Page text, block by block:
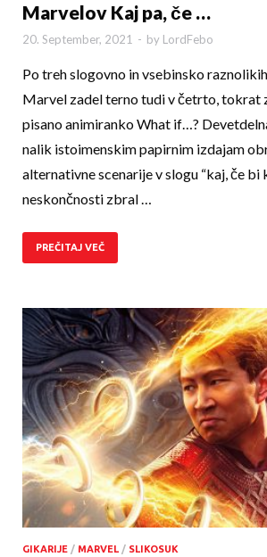
Marvelov Kaj pa, če …
20. September, 2021 - by LordFebo
Po treh slogovno in vsebinsko
Marvel zadel terno tudi v četrto, tokrat
pisano animiranko What if…?
nalik istoimenskim papirnim izdajam
alternativne scenarije v slogu “kaj, če bi
neskončnosti zbral …
PREČITAJ VEČ
GIKARIJE / MARVEL / SLIKOSUK